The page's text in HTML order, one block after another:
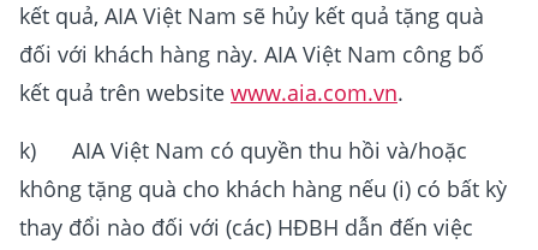
kết quả, AIA Việt Nam sẽ hủy kết quả tặng quà
đối với khách hàng này. AIA Việt Nam công bố
kết quả trên website www.aia.com.vn.
k) AIA Việt Nam có quyền thu hồi và/hoặc
không tặng quà cho khách hàng nếu (i) có bất kỳ
thay đổi nào đối với (các) HĐBH dẫn đến việc